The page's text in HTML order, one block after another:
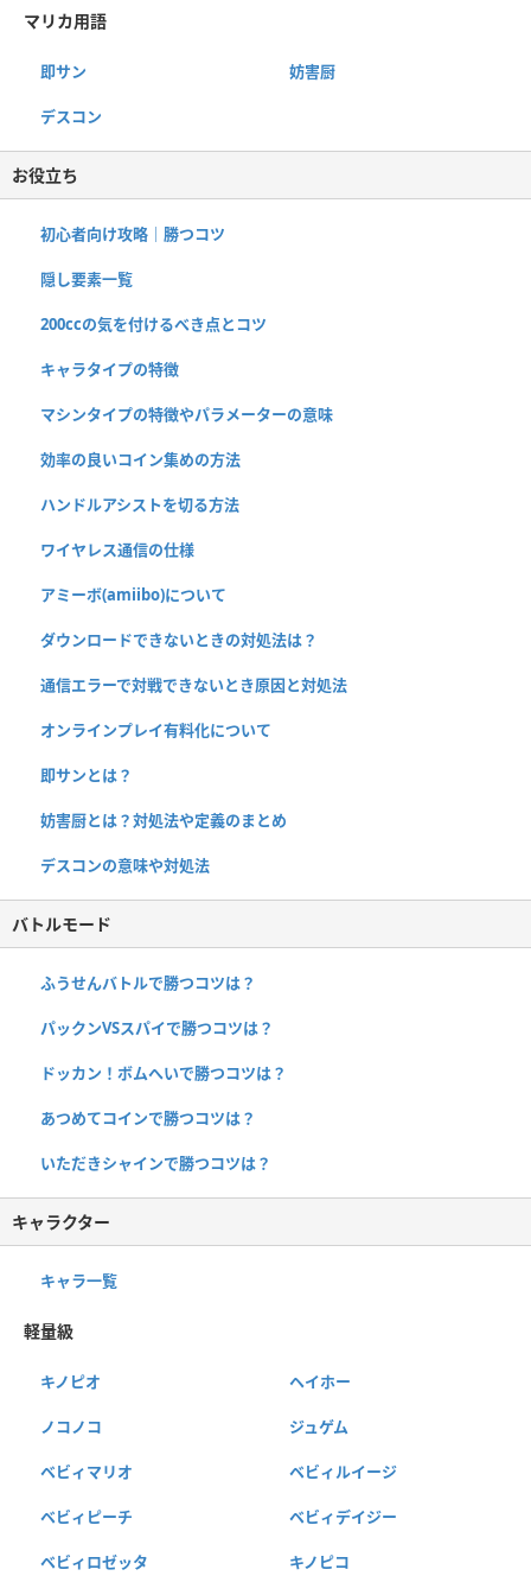
マリカ用語
即サン 妨害厨
デスコン
お役立ち
初心者向け攻略｜勝つコツ
隠し要素一覧
200ccの気を付けるべき点とコツ
キャラタイプの特徴
マシンタイプの特徴やパラメーターの意味
効率の良いコイン集めの方法
ハンドルアシストを切る方法
ワイヤレス通信の仕様
アミーボ(amiibo)について
ダウンロードできないときの対処法は？
通信エラーで対戦できないとき原因と対処法
オンラインプレイ有料化について
即サンとは？
妨害厨とは？対処法や定義のまとめ
デスコンの意味や対処法
バトルモード
ふうせんバトルで勝つコツは？
パックンVSスパイで勝つコツは？
ドッカン！ボムへいで勝つコツは？
あつめてコインで勝つコツは？
いただきシャインで勝つコツは？
キャラクター
キャラ一覧
軽量級
キノピオ ヘイホー
ノコノコ ジュゲム
ベビィマリオ ベビィルイージ
ベビィピーチ ベビィデイジー
ベビィロゼッタ キノピコ